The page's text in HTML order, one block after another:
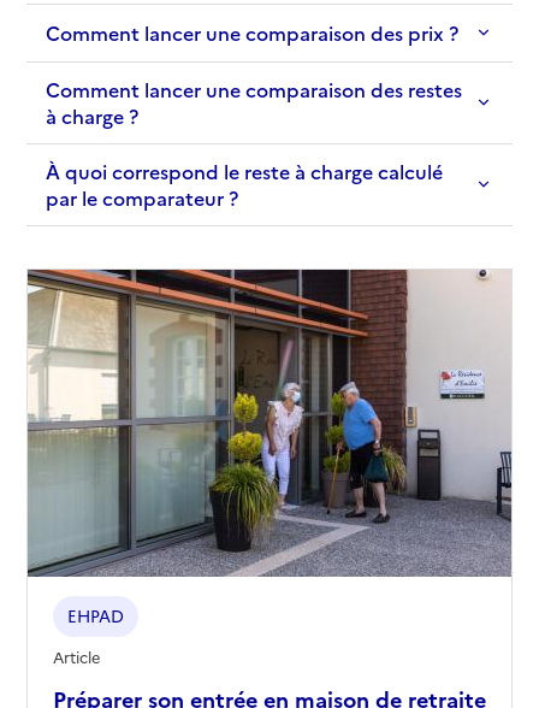
Comment lancer une comparaison des prix ?
Comment lancer une comparaison des restes
à charge ?
À quoi correspond le reste à charge calculé
par le comparateur ?
Préparer son entrée en maison de retraite
EHPAD
Article